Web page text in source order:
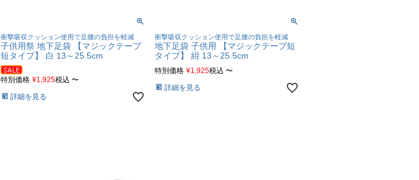
衝撃吸収クッション使用で足腰の負担を軽減
子供用祭 地下足袋 【マジックテープ
短タイプ】 白 13～25.5cm
特別価格 ¥1,925税込 〜
詳細を見る
衝撃吸収クッション使用で足腰の負担を軽減
地下足袋 子供用 【マジックテープ短
タイプ】 紺 13～25.5cm
特別価格 ¥1,925税込 〜
詳細を見る